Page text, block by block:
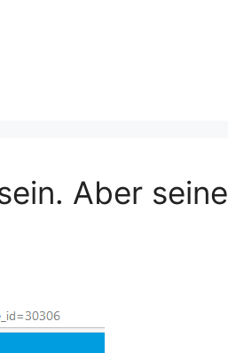
Aber seine